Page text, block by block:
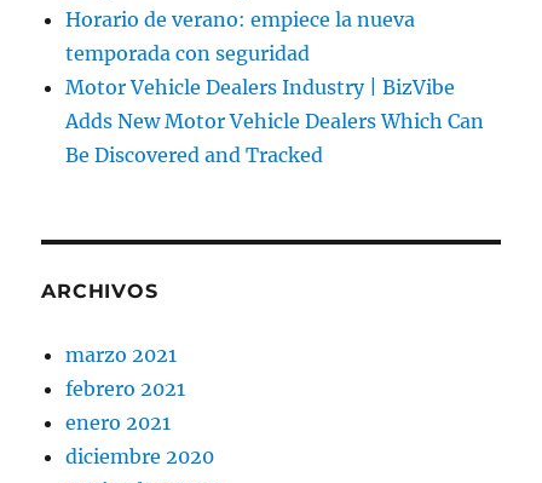
Horario de verano: empiece la nueva
temporada con seguridad
Motor Vehicle Dealers Industry | BizVibe
Adds New Motor Vehicle Dealers Which Can
Be Discovered and Tracked
ARCHIVOS
marzo 2021
febrero 2021
enero 2021
diciembre 2020